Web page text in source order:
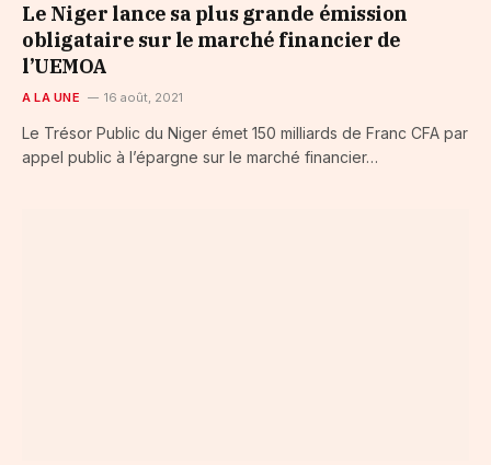
Le Niger lance sa plus grande émission
obligataire sur le marché financier de
l’UEMOA
A LA UNE 16 août, 2021
Le Trésor Public du Niger émet 150 milliards de Franc CFA par
appel public à l’épargne sur le marché financier…